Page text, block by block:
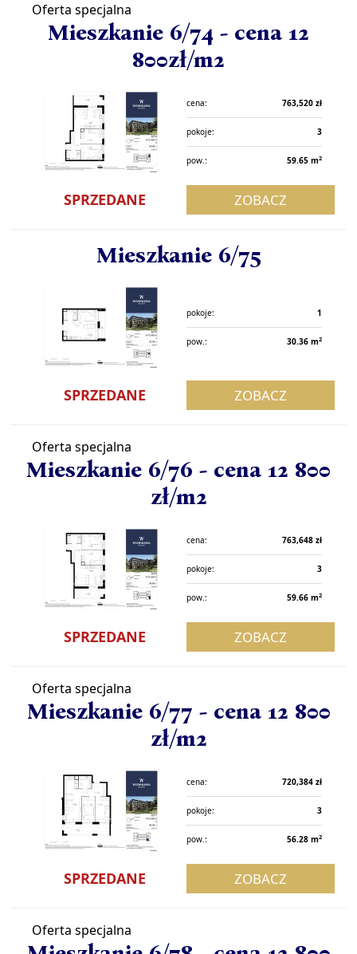
Oferta specjalna
Mieszkanie 6/74 - cena 12
800zł/m2
cena: 763,520 zł
pokoje: 3
pow.: 59.65 m2
SPRZEDANE ZOBACZ
Mieszkanie 6/75
pokoje: 1
pow.: 30.36 m2
SPRZEDANE ZOBACZ
Oferta specjalna
Mieszkanie 6/76 - cena 12 800
zł/m2
cena: 763,648 zł
pokoje: 3
pow.: 59.66 m2
SPRZEDANE ZOBACZ
Oferta specjalna
Mieszkanie 6/77 - cena 12 800
zł/m2
cena: 720,384 zł
pokoje: 3
pow.: 56.28 m2
SPRZEDANE ZOBACZ
Oferta specjalna